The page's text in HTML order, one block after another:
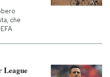
che
League